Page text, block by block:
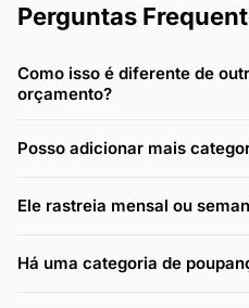
Perguntas
Como isso é diferente de
orçamento?
Posso adicionar mais
Ele rastreia mensal ou
Há uma categoria de